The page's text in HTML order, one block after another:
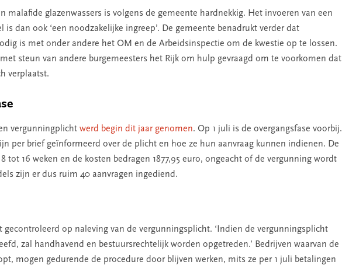
malafide glazenwassers is volgens de gemeente hardnekkig. Het invoeren van een
is dan ook ‘een noodzakelijke ingreep’. De gemeente benadrukt verder dat
is met onder andere het OM en de Arbeidsinspectie om de kwestie op te lossen.
steun van andere burgemeesters het Rijk om hulp gevraagd om te voorkomen dat
verplaatst.
vergunningplicht werd begin dit jaar genomen. Op 1 juli is de overgangsfase voorbij.
per brief geïnformeerd over de plicht en hoe ze hun aanvraag kunnen indienen. De
tot 16 weken en de kosten bedragen 1877,95 euro, ongeacht of de vergunning wordt
zijn er dus ruim 40 aanvragen ingediend.
gecontroleerd op naleving van de vergunningsplicht. ‘Indien de vergunningsplicht
zal handhavend en bestuursrechtelijk worden opgetreden.’ Bedrijven waarvan de
mogen gedurende de procedure door blijven werken, mits ze per 1 juli betalingen